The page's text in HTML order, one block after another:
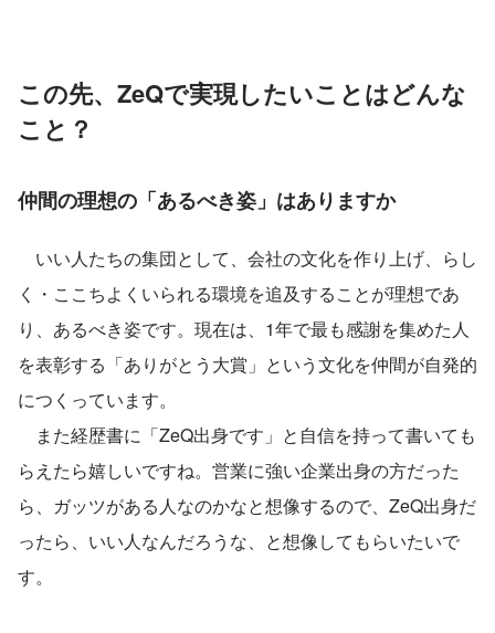
この先、ZeQで実現したいことはどんな
こと？
仲間の理想の「あるべき姿」はありますか
いい人たちの集団として、会社の文化を作り上げ、らし
く・ここちよくいられる環境を追及することが理想であ
り、あるべき姿です。現在は、1年で最も感謝を集めた人
を表彰する「ありがとう大賞」という文化を仲間が自発的
につくっています。
また経歴書に「ZeQ出身です」と自信を持って書いても
らえたら嬉しいですね。営業に強い企業出身の方だった
ら、ガッツがある人なのかなと想像するので、ZeQ出身だ
ったら、いい人なんだろうな、と想像してもらいたいで
す。